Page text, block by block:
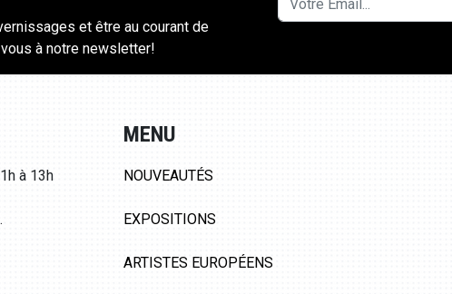
et être au courant de
à notre newsletter!
à 13h
MENU
NOUVEAUTÉS
EXPOSITIONS
ARTISTES EUROPÉENS